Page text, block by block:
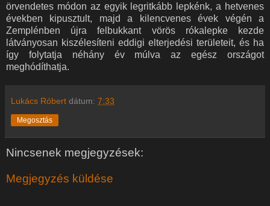
örvendetes módon az egyik legritkább lepkénk, a hetvenes
években kipusztult, majd a kilencvenes évek végén a
Zemplénben újra felbukkant vörös rókalepke kezde
látványosan kiszélesíteni eddigi elterjedési területeit, és ha
így folytatja néhány év múlva az egész országot
meghódíthatja.
Lukács Róbert dátum: 7:33
Megosztás
Nincsenek megjegyzések:
Megjegyzés küldése